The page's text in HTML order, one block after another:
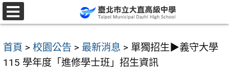
跳
至
要
內
首頁 > 校園公告 > 最新消息 > 單獨招生▶︎義守大學
115 學年度「進修學士班」招生資訊
選
單